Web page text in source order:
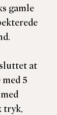
gamle
at
5
tryk,